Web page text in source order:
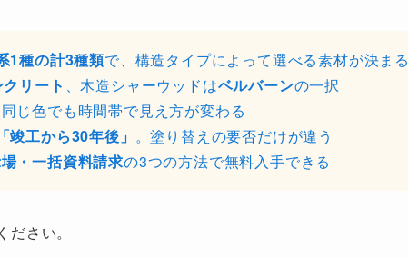
1種の計3種類で、構造タイプによって選べる素材が決まる
リート 、木造シャーウッドはベルバーンの一択
じ色でも時間帯で見え方が変わる
「竣工から30年後」 。塗り替えの要否だけが違う
・一括資料請求の3つの方法で無料入手できる
さい。